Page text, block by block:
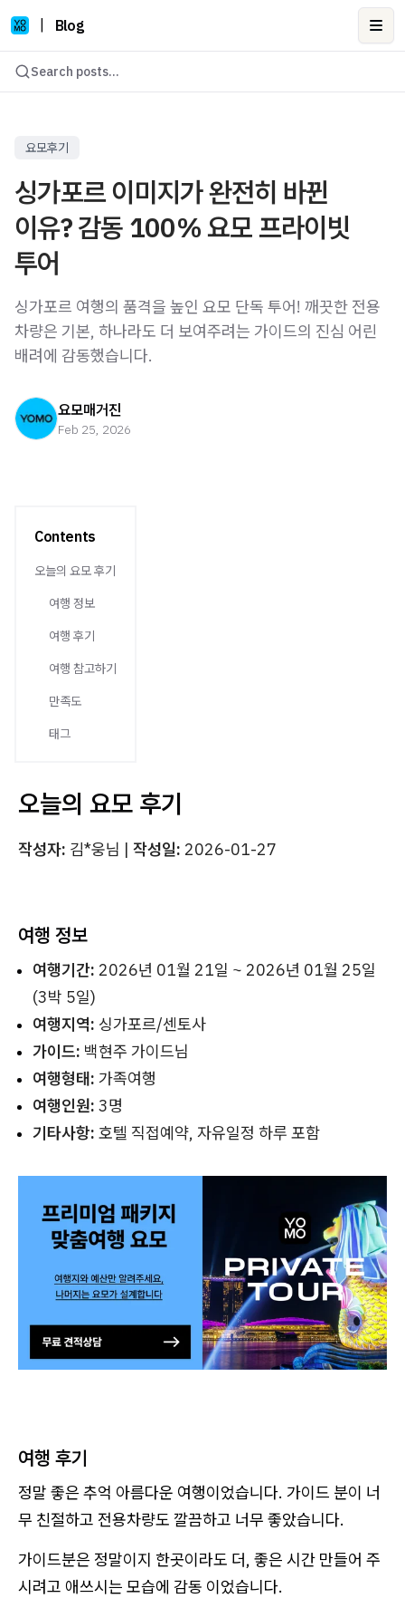
Blog
Search posts...
요모후기
싱가포르 이미지가 완전히 바뀐
이유? 감동 100% 요모 프라이빗
투어
싱가포르 여행의 품격을 높인 요모 단독 투어! 깨끗한 전용
차량은 기본, 하나라도 더 보여주려는 가이드의 진심 어린
배려에 감동했습니다.
요모매거진
Feb 25, 2026
Contents
오늘의 요모 후기
여행 정보
여행 후기
여행 참고하기
만족도
태그
오늘의 요모 후기
작성자: 김*웅님 | 작성일: 2026-01-27
여행 정보
여행기간: 2026년 01월 21일 ~ 2026년 01월 25일
(3박 5일)
여행지역: 싱가포르/센토사
가이드: 백현주 가이드님
여행형태: 가족여행
여행인원: 3명
기타사항: 호텔 직접예약, 자유일정 하루 포함
여행 후기
정말 좋은 추억 아름다운 여행이었습니다. 가이드 분이 너
무 친절하고 전용차량도 깔끔하고 너무 좋았습니다.
가이드분은 정말이지 한곳이라도 더, 좋은 시간 만들어 주
시려고 애쓰시는 모습에 감동 이었습니다.